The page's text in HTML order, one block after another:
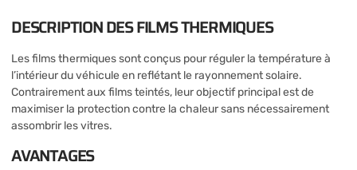
DESCRIPTION DES FILMS THERMIQUES
Les films thermiques sont conçus pour réguler la température à
l’intérieur du véhicule en reflétant le rayonnement solaire.
Contrairement aux films teintés, leur objectif principal est de
maximiser la protection contre la chaleur sans nécessairement
assombrir les vitres.
AVANTAGES